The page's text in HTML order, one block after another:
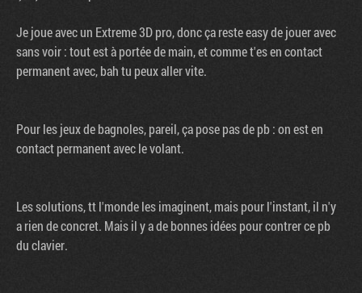
Je joue avec un Extreme 3D pro, donc ça reste easy de jouer avec
sans voir : tout est à portée de main, et comme t'es en contact
permanent avec, bah tu peux aller vite.
Pour les jeux de bagnoles, pareil, ça pose pas de pb : on est en
contact permanent avec le volant.
Les solutions, tt l'monde les imaginent, mais pour l'instant, il n'y
a rien de concret. Mais il y a de bonnes idées pour contrer ce pb
du clavier.